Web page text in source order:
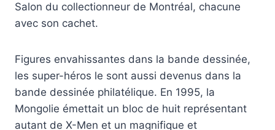
Salon du collectionneur de Montréal, chacune
avec son cachet.
Figures envahissantes dans la bande dessinée,
les super-héros le sont aussi devenus dans la
bande dessinée philatélique. En 1995, la
Mongolie émettait un bloc de huit représentant
autant de X-Men et un magnifique et